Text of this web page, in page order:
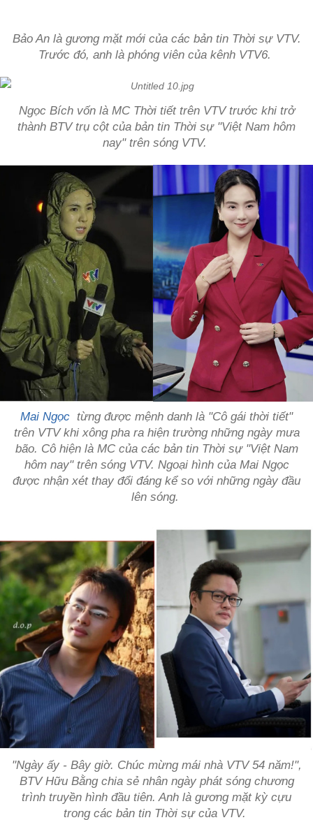
Bảo An là gương mặt mới của các bản tin Thời sự VTV.
Trước đó, anh là phóng viên của kênh VTV6.
Ngọc Bích vốn là MC Thời tiết trên VTV trước khi trở
thành BTV trụ cột của bản tin Thời sự "Việt Nam hôm
nay" trên sóng VTV.
Mai Ngọc từng được mệnh danh là "Cô gái thời tiết"
trên VTV khi xông pha ra hiện trường những ngày mưa
bão. Cô hiện là MC của các bản tin Thời sự "Việt Nam
hôm nay" trên sóng VTV. Ngoại hình của Mai Ngọc
được nhận xét thay đổi đáng kể so với những ngày đầu
lên sóng.
"Ngày ấy - Bây giờ. Chúc mừng mái nhà VTV 54 năm!",
BTV Hữu Bằng chia sẻ nhân ngày phát sóng chương
trình truyền hình đầu tiên. Anh là gương mặt kỳ cựu
trong các bản tin Thời sự của VTV.